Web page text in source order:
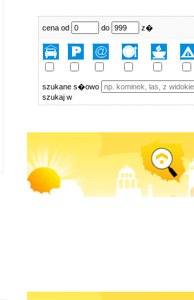
cena od do z�
szukane s�owo
szukaj w